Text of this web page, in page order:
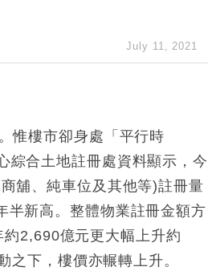
July 11, 2021
惟樓市卻身處「平行時
綜合土地註冊處資料顯示，今
舖、純車位及其他等)註冊量
新高。整體物業註冊金額方
2,690億元更大幅上升約
下，樓價亦輾轉上升。